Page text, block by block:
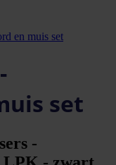
en muis set
set
-